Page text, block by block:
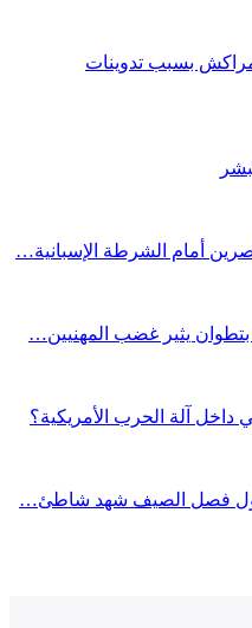
بسبب تدوينات
أمام الشرطة الإسبانية…
يثير غضب المهنيين…
آلة الحرب الأمريكية؟
حلول فصل الصيف شهد شاطئ…